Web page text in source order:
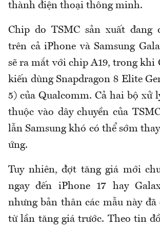
thành điện thoại thông minh.
Chip do TSMC sản xuất đang
trên cả iPhone và Samsung
sẽ ra mắt với chip A19, trong khi
kiến dùng Snapdragon 8 Elite
5) của Qualcomm. Cả hai bộ xử
thuộc vào dây chuyền của
lẫn Samsung khó có thể sớm
ứng.
Tuy nhiên, đợt tăng giá mới
ngay đến iPhone 17 hay
nhưng bản thân các mẫu này đã
từ lần tăng giá trước. Theo tin